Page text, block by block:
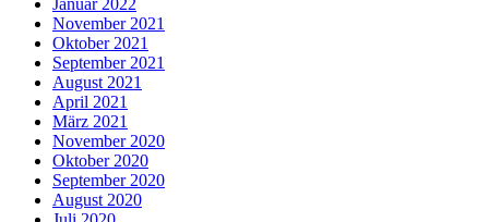
Januar 2022
November 2021
Oktober 2021
September 2021
August 2021
April 2021
März 2021
November 2020
Oktober 2020
September 2020
August 2020